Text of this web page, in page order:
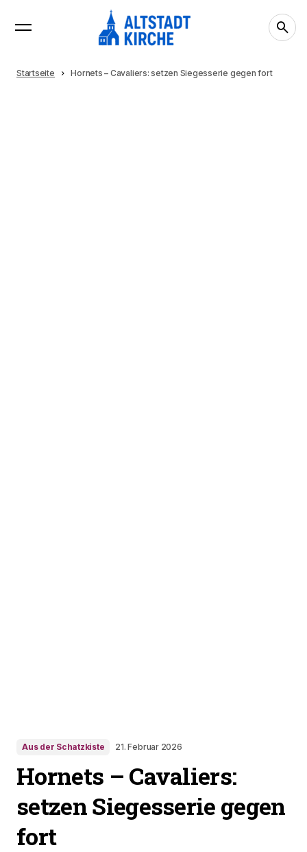
Startseite Hornets – Cavaliers: setzen Siegesserie gegen fort
Aus der Schatzkiste 21. Februar 2026
Hornets – Cavaliers:
setzen Siegesserie gegen
fort